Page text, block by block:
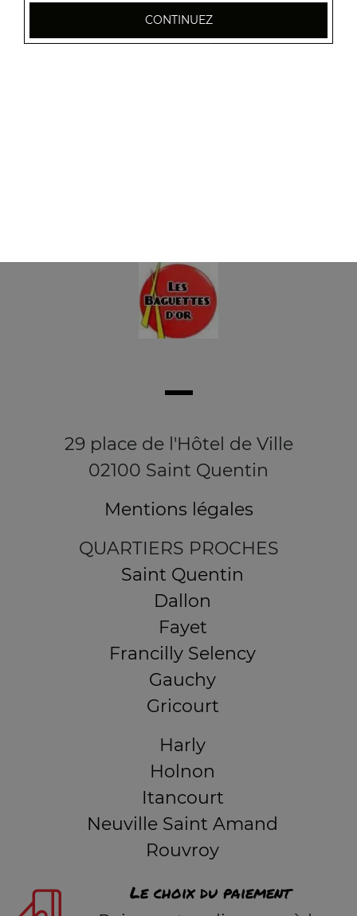
Actuellement non disponible
29 place de l'Hôtel de Ville
02100 Saint Quentin
Mentions légales
QUARTIERS PROCHES
Saint Quentin
Dallon
Fayet
Francilly Selency
Gauchy
Gricourt
Harly
Holnon
Itancourt
Neuville Saint Amand
Rouvroy
Le choix du paiement
CONTINUEZ